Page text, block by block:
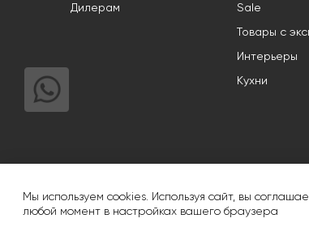
Дилерам
Sale
Товары с
Интерьеры
Кухни
Мы используем cookies. Используя сайт, вы
любой момент в настройках вашего браузера